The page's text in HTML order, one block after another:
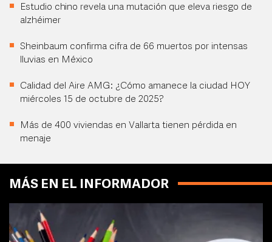
Estudio chino revela una mutación que eleva riesgo de
alzhéimer
Sheinbaum confirma cifra de 66 muertos por intensas
lluvias en México
Calidad del Aire AMG: ¿Cómo amanece la ciudad HOY
miércoles 15 de octubre de 2025?
Más de 400 viviendas en Vallarta tienen pérdida en
menaje
MÁS EN EL INFORMADOR